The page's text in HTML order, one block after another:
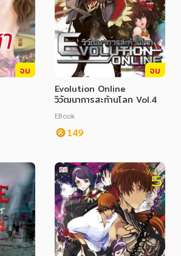
จบ
จบ
Evolution Online
วิวัฒนาการสะท้านโลก Vol.4
EBook
149